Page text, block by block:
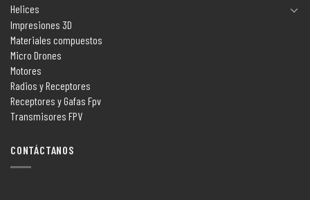
Helices
Impresiones 3D
Materiales compuestos
Micro Drones
Motores
Radios y Receptores
Receptores y Gafas Fpv
Transmisores FPV
CONTÁCTANOS